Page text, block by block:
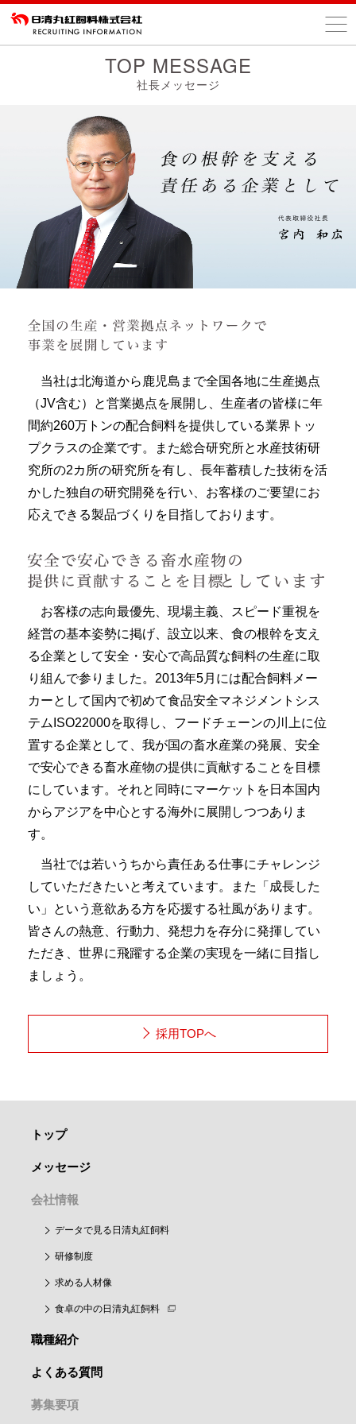
TOP MESSAGE
社長メッセージ
当社は北海道から鹿児島まで全国各地に生産拠点
（JV含む）と営業拠点を展開し、生産者の皆様に年
間約260万トンの配合飼料を提供している業界トッ
プクラスの企業です。また総合研究所と水産技術研
究所の2カ所の研究所を有し、長年蓄積した技術を活
かした独自の研究開発を行い、お客様のご要望にお
応えできる製品づくりを目指しております。
お客様の志向最優先、現場主義、スピード重視を
経営の基本姿勢に掲げ、設立以来、食の根幹を支え
る企業として安全・安心で高品質な飼料の生産に取
り組んで参りました。2013年5月には配合飼料メー
カーとして国内で初めて食品安全マネジメントシス
テムISO22000を取得し、フードチェーンの川上に位
置する企業として、我が国の畜水産業の発展、安全
で安心できる畜水産物の提供に貢献することを目標
にしています。それと同時にマーケットを日本国内
からアジアを中心とする海外に展開しつつありま
す。
当社では若いうちから責任ある仕事にチャレンジ
していただきたいと考えています。また「成長した
い」という意欲ある方を応援する社風があります。
皆さんの熱意、行動力、発想力を存分に発揮してい
ただき、世界に飛躍する企業の実現を一緒に目指し
ましょう。
採用TOPへ
トップ
メッセージ
会社情報
データで見る日清丸紅飼料
研修制度
求める人材像
食卓の中の日清丸紅飼料
職種紹介
よくある質問
募集要項